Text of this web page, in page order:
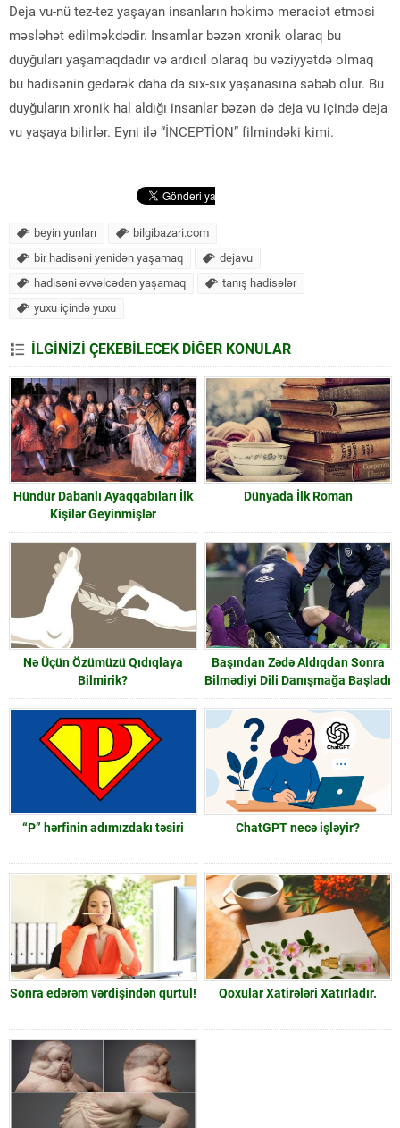
Deja vu-nü tez-tez yaşayan insanların həkimə meraciət etməsi
məsləhət edilməkdədir. Insamlar bəzən xronik olaraq bu
duyğuları yaşamaqdadır və ardıcıl olaraq bu vəziyyətdə olmaq
bu hadisənin gedərək daha da sıx-sıx yaşanasına səbəb olur. Bu
duyğuların xronik hal aldığı insanlar bəzən də deja vu içində deja
vu yaşaya bilirlər. Eyni ilə “İNCEPTİON” filmindəki kimi.
beyin yunları
bilgibazari.com
bir hadisəni yenidən yaşamaq
dejavu
hadisəni əvvəlcədən yaşamaq
tanış hadisələr
yuxu içində yuxu
İLGİNİZİ ÇEKEBİLECEK DİĞER KONULAR
Hündür Dabanlı Ayaqqabıları İlk
Kişilər Geyinmişlər
Dünyada İlk Roman
Nə Üçün Özümüzü Qıdıqlaya
Bilmirik?
Başından Zədə Aldıqdan Sonra
Bilmədiyi Dili Danışmağa Başladı
“P” hərfinin adımızdakı təsiri ChatGPT necə işləyir?
Sonra edərəm vərdişindən qurtul! Qoxular Xatirələri Xatırladır.